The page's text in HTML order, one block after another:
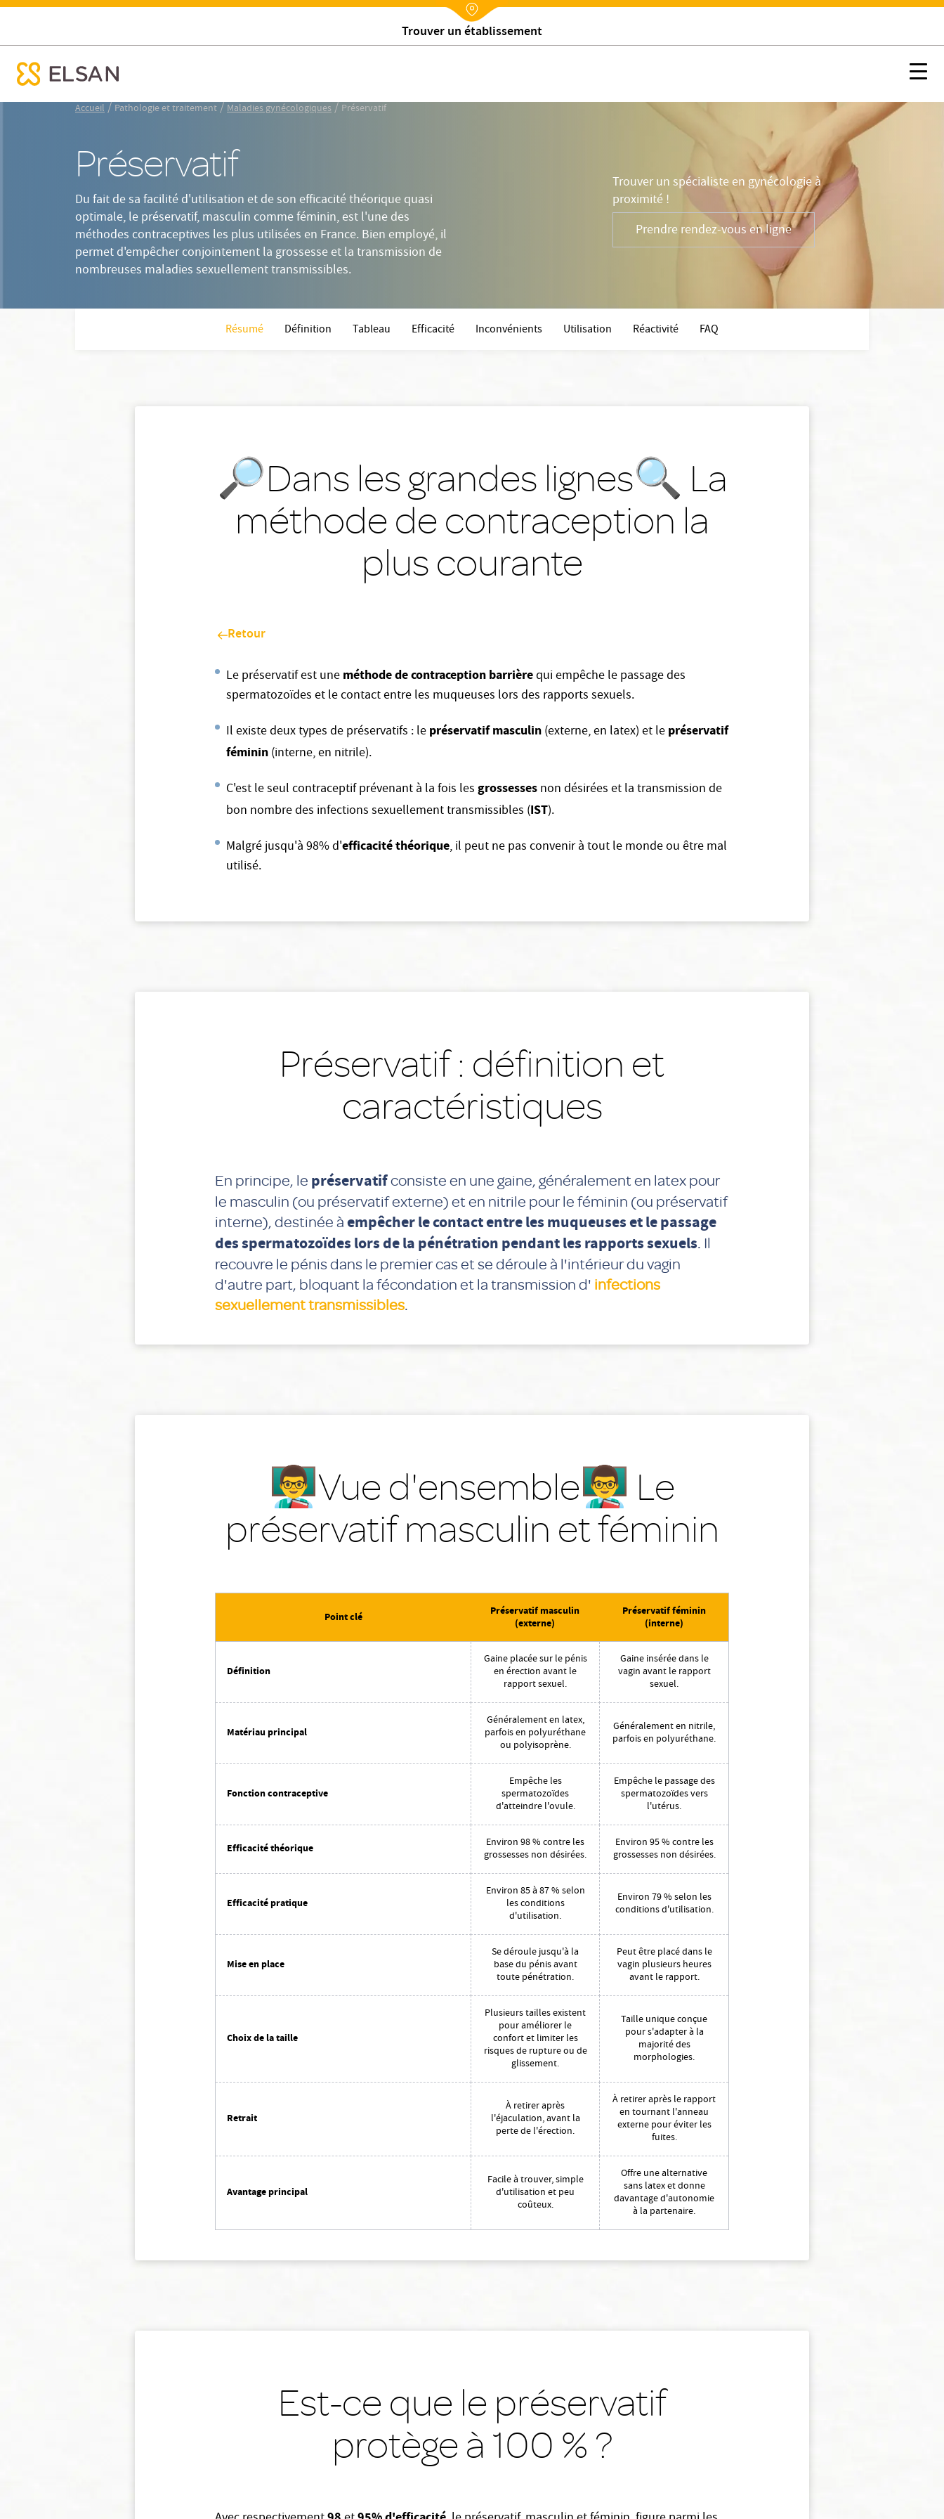
Nx:Aller
Nx:Annuaire
Rechercher un médecin
Préservatif
menu mobile
Accueil/ Pathologie et traitement/Maladies gynécologiques/ Préservatif
Préservatif
Du fait de sa facilité d'utilisation et de son efficacité théorique quasi
optimale, le préservatif, masculin comme féminin, est l'une des
méthodes contraceptives les plus utilisées en France. Bien employé, il
permet d'empêcher conjointement la grossesse et la transmission de
nombreuses maladies sexuellement transmissibles.
Trouver un spécialiste en gynécologie à
proximité !
Prendre rendez-vous en ligne
Résumé Définition Tableau Efficacité Inconvénients Utilisation Réactivité FAQ
Inconvénients
🔎Dans les grandes lignes🔍 La
méthode de contraception la
plus courante
Retour
Le préservatif est une méthode de contraception barrièrequi empêche le passage des
spermatozoïdes et le contact entre les muqueuses lors des rapports sexuels.
Il existe deux types de préservatifs : le préservatif masculin (externe, en latex) et le préservatif
féminin (interne, en nitrile).
C'est le seul contraceptif prévenant à la fois les grossesses non désirées et la transmission de
bon nombre des infections sexuellement transmissibles (IST).
Malgré jusqu'à 98% d'efficacité théorique, il peut ne pas convenir à tout le monde ou être mal
utilisé.
Préservatif : définition et
caractéristiques
En principe, le préservatifconsiste en une gaine, généralement en latex pour
le masculin (ou préservatif externe) et en nitrile pour le féminin (ou préservatif
interne), destinée àempêcher le contact entre les muqueuses et le passage
des spermatozoïdes lors de la pénétration pendant les rapports sexuels. Il
recouvre le pénis dans le premier cas et se déroule à l'intérieur du vagin
d'autre part, bloquant la fécondation et la transmission d' infections
sexuellement transmissibles.
👨‍🏫Vue d'ensemble👨‍🏫 Le
préservatif masculin et féminin
Point clé
Préservatif masculin
(externe)
Préservatif féminin
(interne)
Définition
Gaine placée sur le pénis
en érection avant le
rapport sexuel.
Gaine insérée dans le
vagin avant le rapport
sexuel.
Matériau principal
Généralement en latex,
parfois en polyuréthane
ou polyisoprène.
Généralement en nitrile,
parfois en polyuréthane.
Fonction contraceptive
Empêche les
spermatozoïdes
d'atteindre l'ovule.
Empêche le passage des
spermatozoïdes vers
l'utérus.
Efficacité théorique
Environ 98 % contre les
grossesses non désirées.
Environ 95 % contre les
grossesses non désirées.
Efficacité pratique
Environ 85 à 87 % selon
les conditions
d'utilisation.
Environ 79 % selon les
conditions d'utilisation.
Mise en place
Se déroule jusqu'à la
base du pénis avant
toute pénétration.
Peut être placé dans le
vagin plusieurs heures
avant le rapport.
Choix de la taille
Plusieurs tailles existent
pour améliorer le
confort et limiter les
risques de rupture ou de
glissement.
Taille unique conçue
pour s'adapter à la
majorité des
morphologies.
Retrait
À retirer après
l'éjaculation, avant la
perte de l'érection.
À retirer après le rapport
en tournant l'anneau
externe pour éviter les
fuites.
Avantage principal
Facile à trouver, simple
d'utilisation et peu
coûteux.
Offre une alternative
sans latex et donne
davantage d'autonomie
à la partenaire.
Est-ce que le préservatif
protège à 100 % ?